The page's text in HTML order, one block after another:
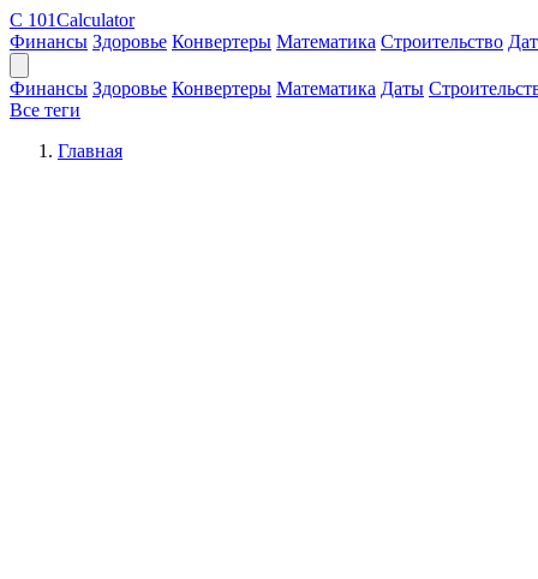
C 101Calculator
Финансы Здоровье Конвертеры Математика Строительство
Финансы Здоровье Конвертеры Математика Даты
Все теги
Главная